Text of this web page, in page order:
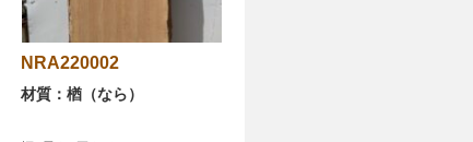
NRA220002
材質：楢（なら）